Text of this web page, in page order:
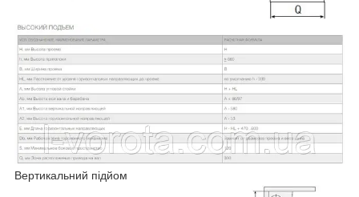
Вертикальний підйом